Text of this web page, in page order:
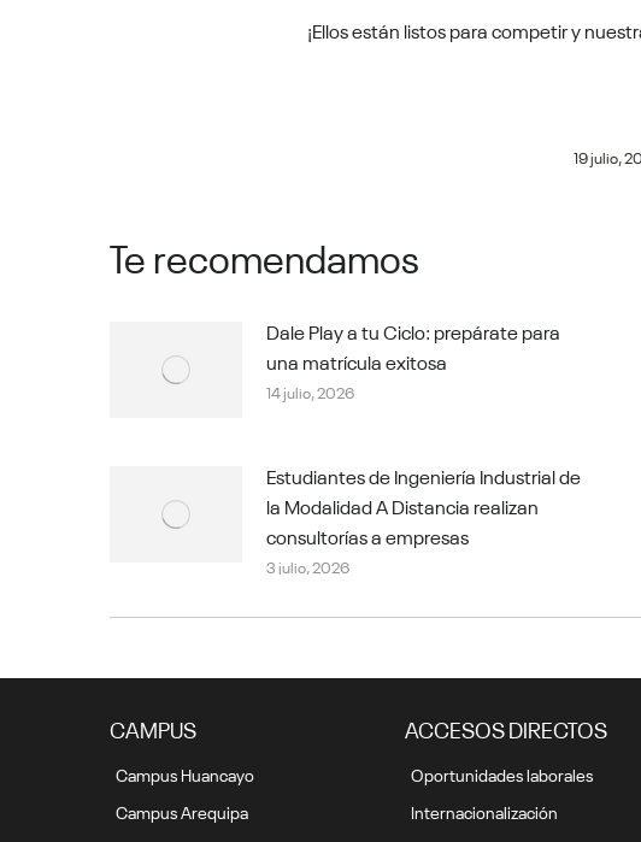
¡Ellos están listos para competir y
19 julio,
Te recomendamos
Dale Play a tu Ciclo: prepárate para
una matrícula exitosa
14 julio, 2026
Estudiantes de Ingeniería Industrial de
la Modalidad A Distancia realizan
consultorías a empresas
3 julio, 2026
CAMPUS
Campus Huancayo
Campus Arequipa
ACCESOS DIRECTOS
Oportunidades laborales
Internacionalización